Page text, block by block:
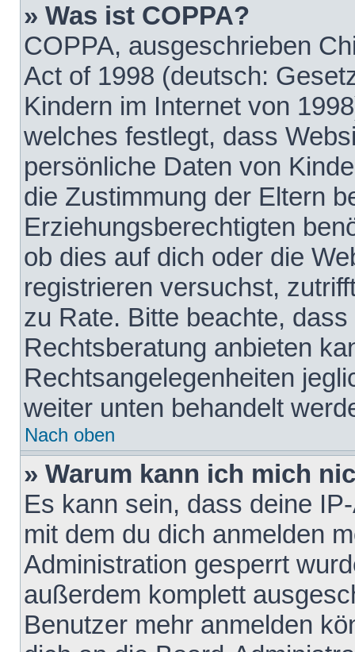
» Was ist COPPA?
COPPA, ausgeschrieben
Act of 1998 (deutsch:
Kindern im Internet von
welches festlegt, dass
persönliche Daten von
die Zustimmung der Eltern
Erziehungsberechtigten
ob dies auf dich oder die
registrieren versuchst,
zu Rate. Bitte beachte,
Rechtsberatung anbieten
Rechtsangelegenheiten
weiter unten behandelt
Nach oben
» Warum kann ich mich
Es kann sein, dass deine
mit dem du dich anmelden
Administration gesperrt
außerdem komplett
Benutzer mehr anmelden